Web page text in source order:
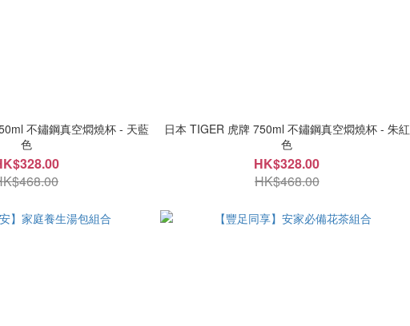
不鏽鋼真空燜燒杯 - 天藍
色
日本 TIGER 虎牌 750ml 不鏽鋼真空燜燒杯 - 朱紅
色
HK$328.00
HK$468.00